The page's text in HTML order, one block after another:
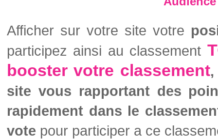
Afficher sur votre site votre
participez ainsi au classement
booster votre classement,
site vous rapportant des
rapidement dans le
vote pour participer a ce